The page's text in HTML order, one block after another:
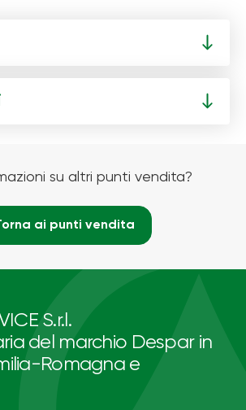
su altri punti vendita?
ai punti vendita
S.r.l.
del marchio Despar in
Romagna e